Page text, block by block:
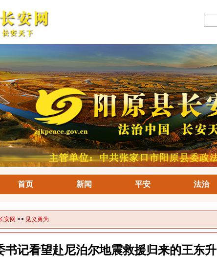
首页 新闻 平安 法治
安网 >> 见义勇为
书记看望赴尼泊尔地震救援归来的王东升